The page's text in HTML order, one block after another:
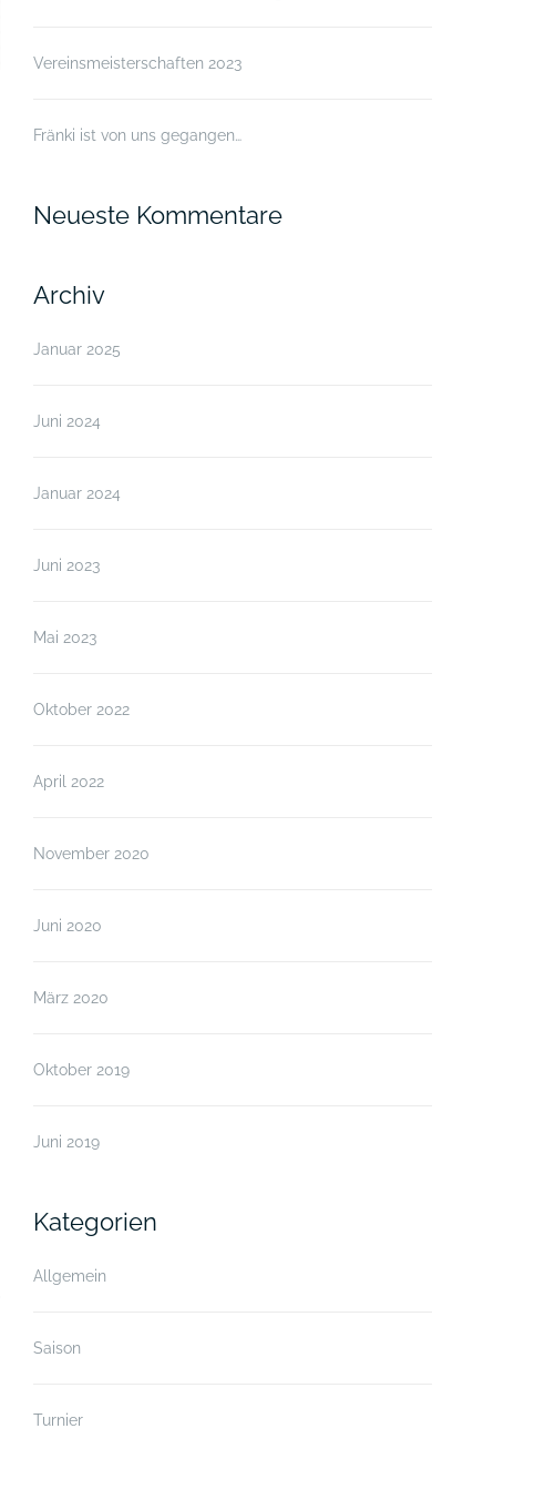
Vereinsmeisterschaften 2023
Fränki ist von uns gegangen…
Neueste Kommentare
Archiv
Januar 2025
Juni 2024
Januar 2024
Juni 2023
Mai 2023
Oktober 2022
April 2022
November 2020
Juni 2020
März 2020
Oktober 2019
Juni 2019
Kategorien
Allgemein
Saison
Turnier